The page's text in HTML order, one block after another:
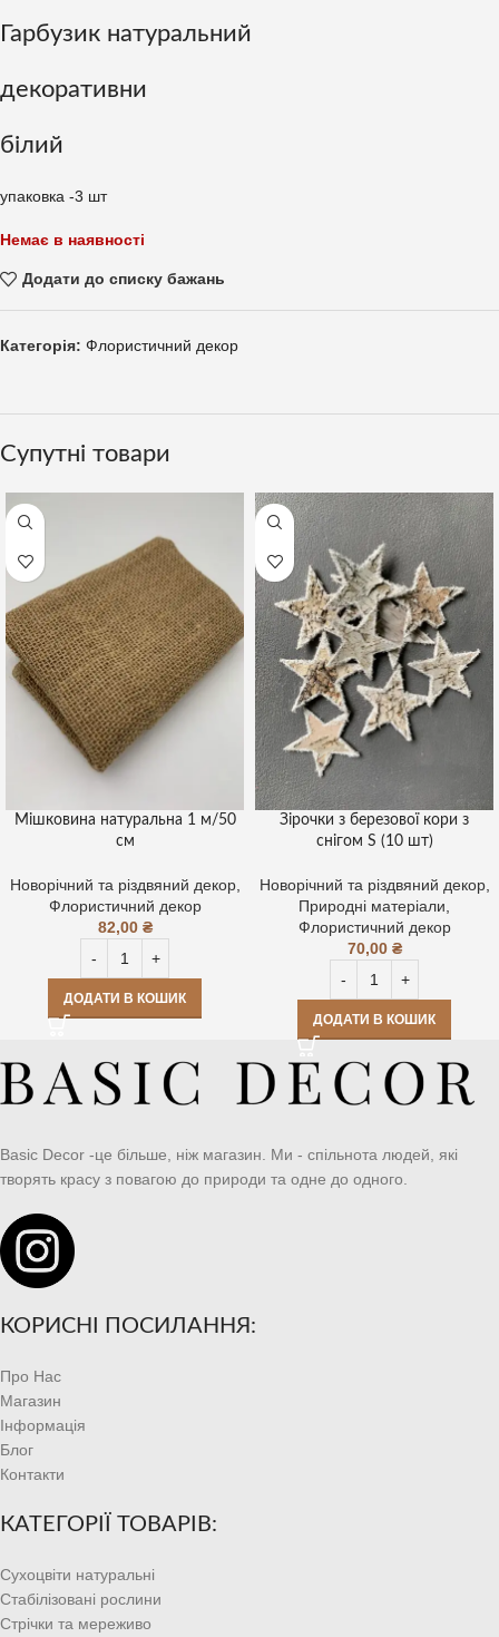
Гарбузик натуральний
декоративни
білий
упаковка -3 шт
Немає в наявності
Додати до списку бажань
Категорія: Флористичний декор
Супутні товари
Мішковина натуральна 1 м/50
см
Новорічний та різдвяний декор,
Флористичний декор
82,00 ₴
ДОДАТИ В КОШИК
Зірочки з березової кори з
снігом S (10 шт)
Новорічний та різдвяний декор,
Природні матеріали
Флористичний декор
70,00 ₴
ДОДАТИ В КОШИК
Basic Decor -це більше, ніж магазин. Ми - спільнота людей, які
творять красу з повагою до природи та одне до одного.
КОРИСНІ ПОСИЛАННЯ:
Про Нас
Магазин
Інформація
Блог
Контакти
КАТЕГОРІЇ ТОВАРІВ:
Сухоцвіти натуральні
Стабілізовані рослини
Стрічки та мереживо